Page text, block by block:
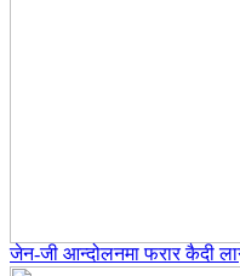
जेन-जी आन्दोलनमा फरार कैदी